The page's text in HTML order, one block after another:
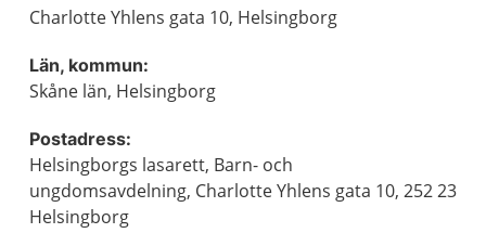
Charlotte Yhlens gata 10, Helsingborg
Län, kommun:
Skåne län, Helsingborg
Postadress:
Helsingborgs lasarett, Barn- och
ungdomsavdelning, Charlotte Yhlens gata 10, 252 23
Helsingborg